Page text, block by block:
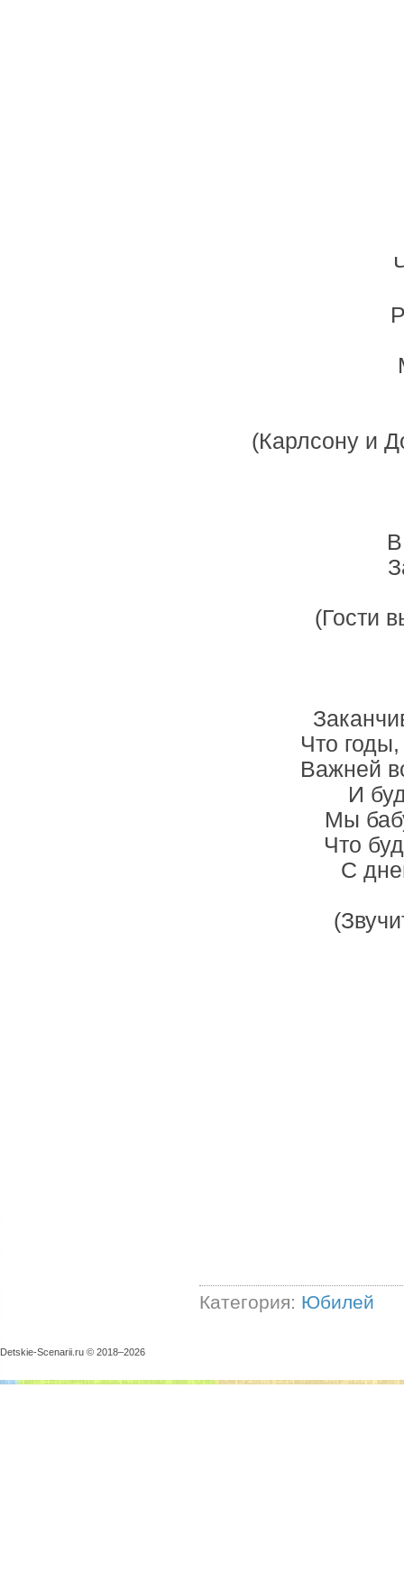
(Карлсону и
(Гости
Что
Важней
И
Мы
Что
С
Категория: Юбилей
Detskie-Scenarii.ru © 2018–2026